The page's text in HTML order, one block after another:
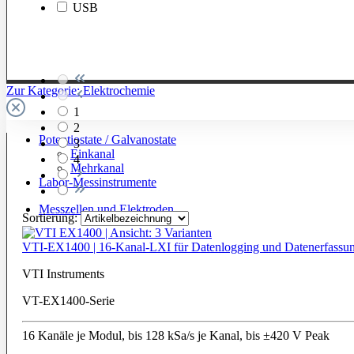
Zur Kategorie: Elektrochemie
Potentiostate / Galvanostate
Einkanal
Mehrkanal
Labor-Messinstrumente
Messzellen und Elektroden
USB
1
2
3
4
Sortierung:
VTI-EX1400 | 16-Kanal-LXI für Datenlogging und
VTI Instruments
VT-EX1400-Serie
16 Kanäle je Modul, bis 128 kSa/s je Kanal, bis ±420 V Peak